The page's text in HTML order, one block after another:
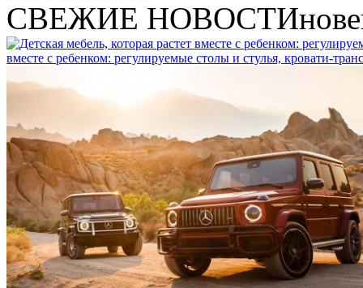
СВЕЖИЕ НОВОСТИ
вместе с ребенком: регулируемые столы и стулья, кровати-